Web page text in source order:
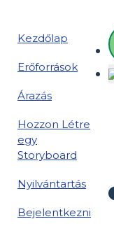
Kezdőlap
Erőforrások
Árazás
Hozzon Létre
egy
Storyboard
Nyilvántartás
Bejelentkezni